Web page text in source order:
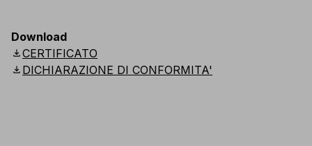
Download
downloadCERTIFICATO
download DICHIARAZIONE DI CONFORMITA'